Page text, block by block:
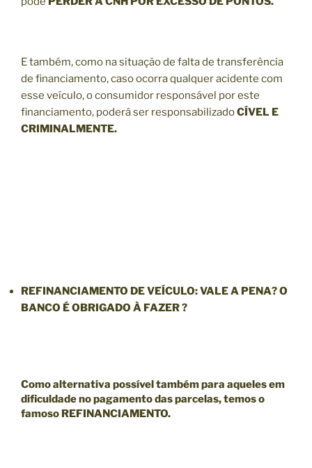
E também, como na situação de falta de transferência
de financiamento, caso ocorra qualquer acidente com
esse veículo, o consumidor responsável por este
financiamento, poderá ser responsabilizadoCÍVEL E
CRIMINALMENTE.
REFINANCIAMENTO DE VEÍCULO: VALE A PENA? O
BANCO É OBRIGADO À FAZER ?
Como alternativa possível também para aqueles em
dificuldade no pagamento das parcelas, temos o
famoso REFINANCIAMENTO.